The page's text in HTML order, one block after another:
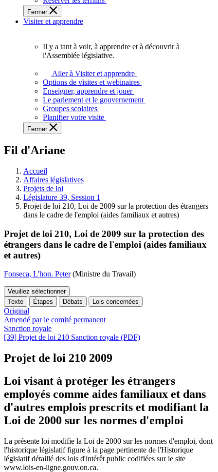
a
besoin
de
Fermer
Visiter et apprendre
voir,
apprendre
et
à
à
législative.
Il y a tant à voir, à apprendre et à découvrir à
l'Assemblée législative.
Aller à Visiter et apprendre
Options de visites et webinaires
Enseigner, apprendre et jouer
Le parlement et le gouvernement
Groupes scolaires
Planifier votre visite
Fermer
Fil d'Ariane
Accueil
Affaires législatives
Projets de loi
Législature 39, Session 1
Projet de loi 210, Loi de 2009 sur la protection des étrangers
dans le cadre de l'emploi (aides familiaux et autres)
Projet de loi 210, Loi de 2009 sur la protection des
étrangers dans le cadre de l'emploi (aides familiaux
et autres)
Fonseca, L'hon. Peter(Ministre du Travail)
Veuillez sélectionner
Texte
Étapes Débats Lois concernées
Original
Amendé par le comité permanent
Sanction royale
[39] Projet de loi 210 Sanction royale (PDF)
Projet de loi 210 2009
Loi visant à protéger les étrangers
employés comme aides familiaux et dans
d'autres emplois prescrits et modifiant la
Loi de 2000 sur les normes d'emploi
La présente loi modifie la Loi de 2000 sur les normes d'emploi, dont
l'historique législatif figure à la page pertinente de l'Historique
législatif détaillé des lois d'intérêt public codifiées sur le site
www.lois-en-ligne.gouv.on.ca.